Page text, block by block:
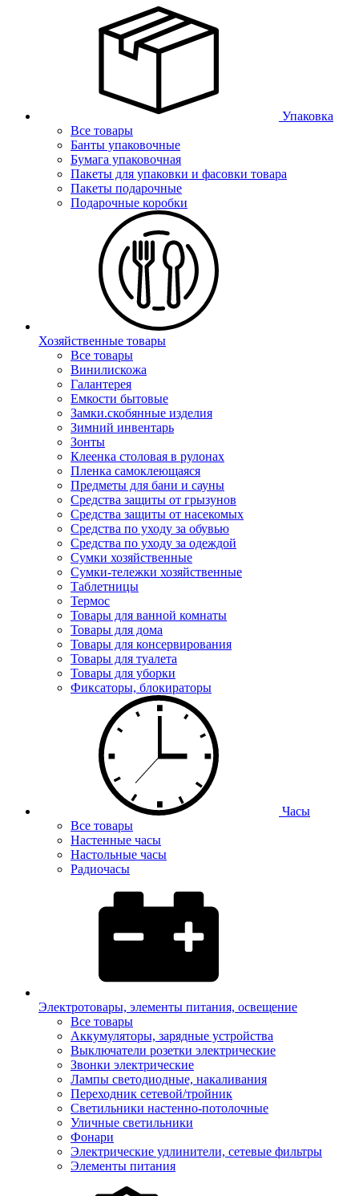
Упаковка
Все товары
Банты упаковочные
Бумага упаковочная
Пакеты для упаковки и фасовки товара
Пакеты подарочные
Подарочные коробки
Хозяйственные товары
Все товары
Винилискожа
Галантерея
Емкости бытовые
Замки.скобянные изделия
Зимний инвентарь
Зонты
Клеенка столовая в рулонах
Пленка самоклеющаяся
Предметы для бани и сауны
Средства защиты от грызунов
Средства защиты от насекомых
Средства по уходу за обувью
Средства по уходу за одеждой
Сумки хозяйственные
Сумки-тележки хозяйственные
Таблетницы
Термос
Товары для ванной комнаты
Товары для дома
Товары для консервирования
Товары для туалета
Товары для уборки
Фиксаторы, блокираторы
Часы
Все товары
Настенные часы
Настольные часы
Радиочасы
Электротовары, элементы питания, освещение
Все товары
Аккумуляторы, зарядные устройства
Выключатели розетки электрические
Звонки электрические
Лампы светодиодные, накаливания
Переходник сетевой/тройник
Светильники настенно-потолочные
Уличные светильники
Фонари
Электрические удлинители, сетевые фильтры
Элементы питания